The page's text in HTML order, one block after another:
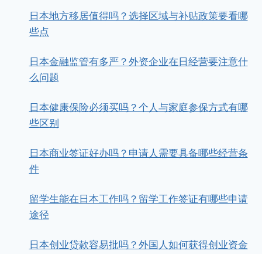
日本地方移居值得吗？选择区域与补贴政策要看哪
些点
日本金融监管有多严？外资企业在日经营要注意什
么问题
日本健康保险必须买吗？个人与家庭参保方式有哪
些区别
日本商业签证好办吗？申请人需要具备哪些经营条
件
留学生能在日本工作吗？留学工作签证有哪些申请
途径
日本创业贷款容易批吗？外国人如何获得创业资金